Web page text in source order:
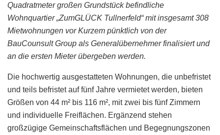
Quadratmeter großen Grundstück befindliche
Wohnquartier „ZumGLÜCK Tullnerfeld“ mit insgesamt 308
Mietwohnungen vor Kurzem pünktlich von der
BauCounsult Group als Generalübernehmer finalisiert und
an die ersten Mieter übergeben werden.
Die hochwertig ausgestatteten Wohnungen, die unbefristet
und teils befristet auf fünf Jahre vermietet werden, bieten
Größen von 44 m² bis 116 m², mit zwei bis fünf Zimmern
und individuelle Freiflächen. Ergänzend stehen
großzügige Gemeinschaftsflächen und Begegnungszonen